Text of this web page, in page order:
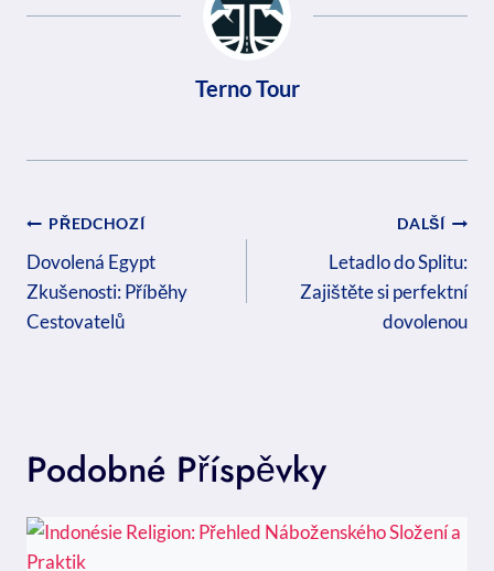
Terno Tour
Navigace
Pro
Příspěvek
PŘEDCHOZÍ
Dovolená Egypt
Zkušenosti: Příběhy
Cestovatelů
DALŠÍ
Letadlo do Splitu:
Zajištěte si perfektní
dovolenou
Podobné Příspěvky